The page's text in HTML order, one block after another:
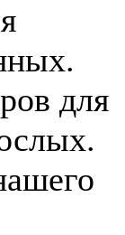
для